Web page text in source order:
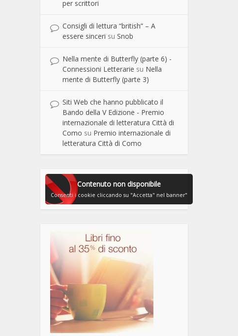
per scrittori
Consigli di lettura “british” – A
essere sinceri su Snob
Nella mente di Butterfly (parte 6) -
Connessioni Letterarie su Nella
mente di Butterfly (parte 3)
Siti Web che hanno pubblicato il
Bando della V Edizione - Premio
internazionale di letteratura Città di
Como su Premio internazionale di
letteratura Città di Como
Contenuto non disponibile
Consenti i cookie cliccando su "Accetta" nel banner"